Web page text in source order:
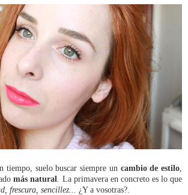
tiempo, suelo buscar siempre un cambio de estilo
más natural . La primavera en concreto es lo que
frescura, sencillez... ¿Y a vosotras?.